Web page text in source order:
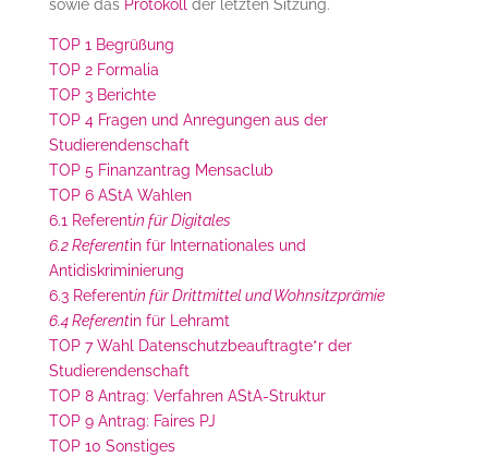
sowie das Protokollder letzten Sitzung.
TOP 1 Begrüßung
TOP 2 Formalia
TOP 3 Berichte
TOP 4 Fragen und Anregungen aus der
Studierendenschaft
TOP 5 Finanzantrag Mensaclub
TOP 6 AStA Wahlen
6.1 Referentin für Digitales
6.2 Referentin für Internationales und
Antidiskriminierung
6.3 Referentin für Drittmittel und Wohnsitzprämie
6.4 Referentin für Lehramt
TOP 7 Wahl Datenschutzbeauftragte*r der
Studierendenschaft
TOP 8 Antrag: Verfahren AStA-Struktur
TOP 9 Antrag: Faires PJ
TOP 10 Sonstiges